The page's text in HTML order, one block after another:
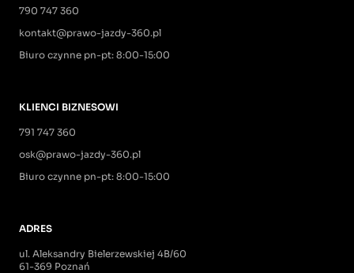
790 747 360
kontakt@prawo-jazdy-360.pl
Biuro czynne pn-pt: 8:00-15:00
KLIENCI BIZNESOWI
791 747 360
osk@prawo-jazdy-360.pl
Biuro czynne pn-pt: 8:00-15:00
ADRES
ul. Aleksandry Bielerzewskiej 4B/60
61-369 Poznań